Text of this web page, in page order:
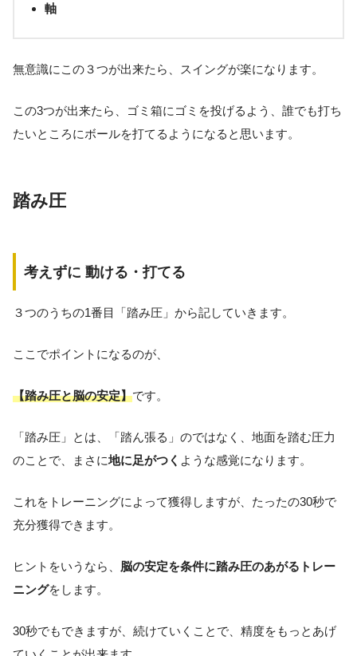
軸
無意識にこの３つが出来たら、スイングが楽になります。
この3つが出来たら、ゴミ箱にゴミを投げるよう、誰でも打ち
たいところにボールを打てるようになると思います。
踏み圧
考えずに 動ける・打てる
３つのうちの1番目「踏み圧」から記していきます。
ここでポイントになるのが、
【踏み圧と脳の安定】です。
「踏み圧」とは、「踏ん張る」のではなく、地面を踏む圧力
のことで、まさに地に足がつく ような感覚になります。
これをトレーニングによって獲得しますが、たったの30秒で
充分獲得できます。
ヒントをいうなら、 脳の安定を条件に踏み圧のあがるトレー
ニングをします。
30秒でもできますが、続けていくことで、精度をもっとあげ